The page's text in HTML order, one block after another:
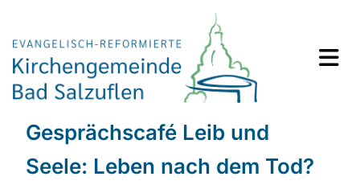
Gesprächscafé Leib und
Seele: Leben nach dem Tod?